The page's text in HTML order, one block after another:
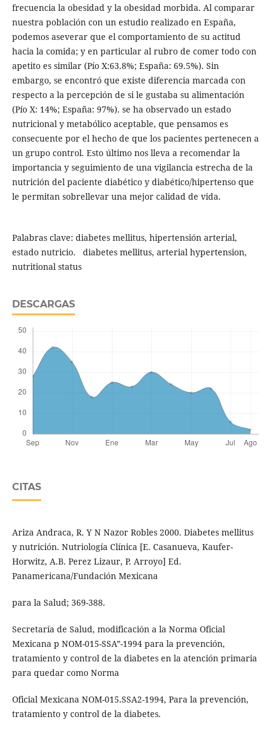
frecuencia la obesidad y la obesidad morbida. Al comparar
nuestra población con un estudio realizado en España,
podemos aseverar que el comportamiento de su actitud
hacia la comida; y en particular al rubro de comer todo con
apetito es similar (Pío X:63.8%; España: 69.5%). Sin
embargo, se encontró que existe diferencia marcada con
respecto a la percepción de si le gustaba su alimentación
(Pío X: 14%; España: 97%). se ha observado un estado
nutricional y metabólico aceptable, que pensamos es
consecuente por el hecho de que los pacientes pertenecen a
un grupo control. Esto último nos lleva a recomendar la
importancia y seguimiento de una vigilancia estrecha de la
nutrición del paciente diabético y diabético/hipertenso que
le permitan sobrellevar una mejor calidad de vida.
Palabras clave: diabetes mellitus, hipertensión arterial,
estado nutricio. diabetes mellitus, arterial hypertension,
nutritional status
DESCARGAS
CITAS
Ariza Andraca, R. Y N Nazor Robles 2000. Diabetes mellitus
y nutrición. Nutriología Clínica [E. Casanueva, Kaufer-
Horwitz, A.B. Perez Lizaur, P. Arroyo] Ed.
Panamericana/Fundación Mexicana
para la Salud; 369-388.
Secretaría de Salud, modificación a la Norma Oficial
Mexicana p NOM-015-SSA”-1994 para la prevención,
tratamiento y control de la diabetes en la atención primaria
para quedar como Norma
Oficial Mexicana NOM-015.SSA2-1994, Para la prevención,
tratamiento y control de la diabetes.